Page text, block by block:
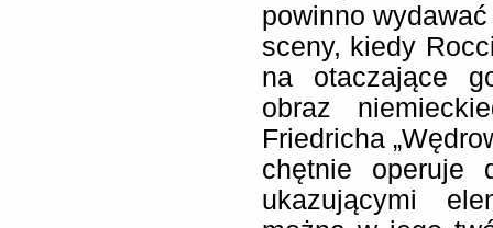
powinno
sceny, kiedy
na otaczające
obraz
Friedricha
chętnie operuje
ukazującymi